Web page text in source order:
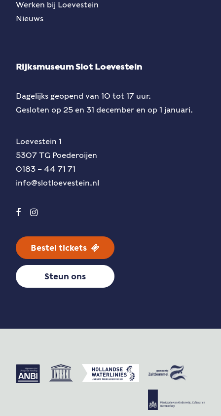
Werken bij Loevestein
Nieuws
Rijksmuseum Slot Loevestein
Dagelijks geopend van 10 tot 17 uur.
Gesloten op 25 en 31 december en op 1 januari.
Loevestein 1
5307 TG Poederoijen
0183 – 44 71 71
info@slotloevestein.nl
Bestel tickets
Steun ons